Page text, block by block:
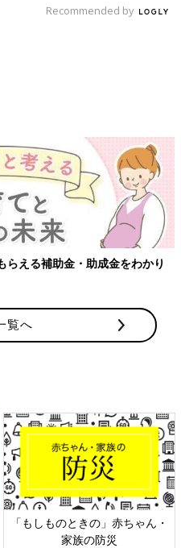
Recommended by
ン接種できるものも】妊婦の感
覧へ
外来小児科学会リーフレッ
ト検討会
六